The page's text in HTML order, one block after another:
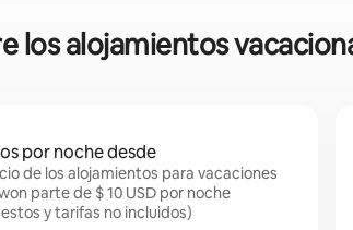
los alojamientos
por noche desde
de los alojamientos para vacaciones
parte de $ 10 USD por noche
y tarifas no incluidos)